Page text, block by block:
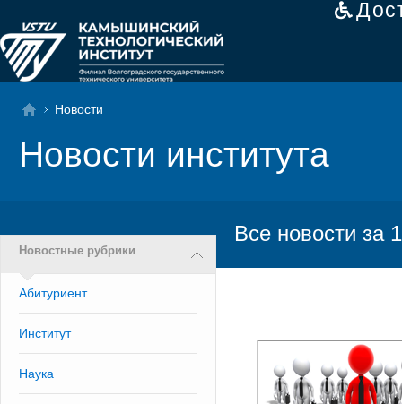
Новости
Новости института
Новостные рубрики
Абитуриент
Институт
Наука
Все новости за